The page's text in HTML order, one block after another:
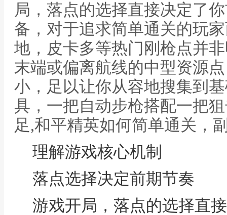
局，落点的选择直接决定了
备，对于追求简单通关的玩
地，皮卡多等热门刚枪点并
末端或偏离航线的中型资源
小，足以让你从容地搜集到
具，一把自动步枪搭配一把
足,和平精英如何简单通关，
理解游戏核心机制
落点选择决定前期节奏
游戏开局，落点的选择直